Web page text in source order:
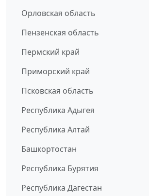
Орловская область
Пензенская область
Пермский край
Приморский край
Псковская область
Республика Адыгея
Республика Алтай
Башкортостан
Республика Бурятия
Республика Дагестан